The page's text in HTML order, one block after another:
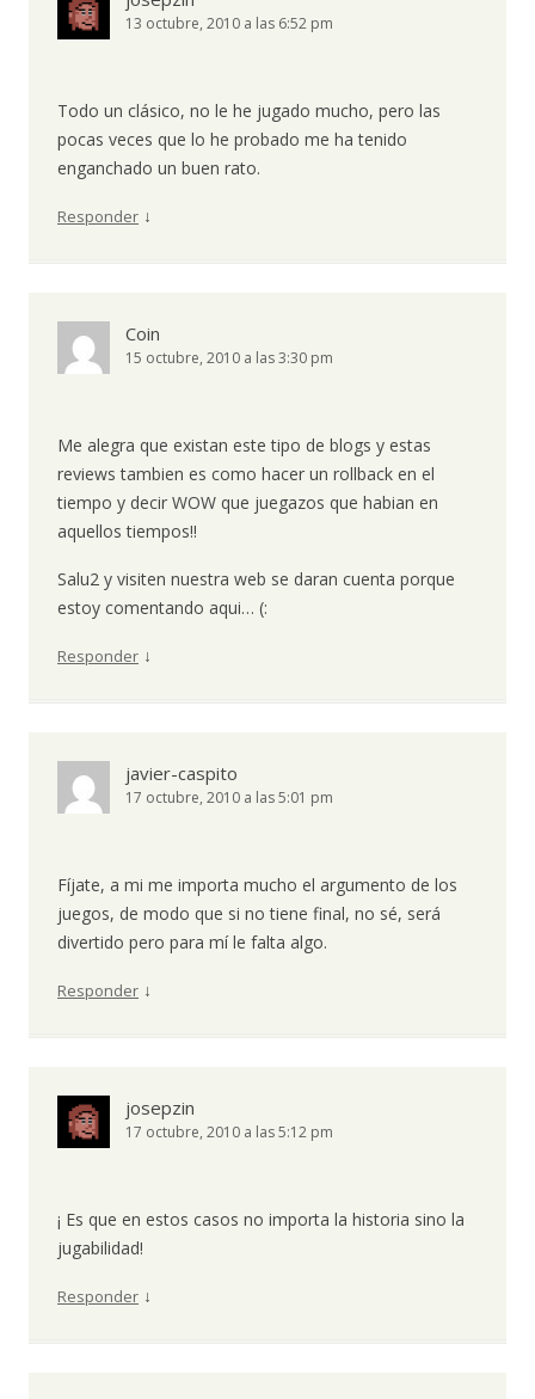
13 octubre, 2010 a las 6:52 pm
Todo un clásico, no le he jugado mucho, pero las
pocas veces que lo he probado me ha tenido
enganchado un buen rato.
Responder ↓
Coin
15 octubre, 2010 a las 3:30 pm
Me alegra que existan este tipo de blogs y estas
reviews tambien es como hacer un rollback en el
tiempo y decir WOW que juegazos que habian en
aquellos tiempos!!
Salu2 y visiten nuestra web se daran cuenta porque
estoy comentando aqui… (:
Responder ↓
javier-caspito
17 octubre, 2010 a las 5:01 pm
Fíjate, a mi me importa mucho el argumento de los
juegos, de modo que si no tiene final, no sé, será
divertido pero para mí le falta algo.
Responder ↓
josepzin
17 octubre, 2010 a las 5:12 pm
¡ Es que en estos casos no importa la historia sino la
jugabilidad!
Responder ↓